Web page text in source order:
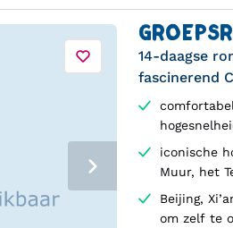
14-daagse
fascinerend
iconische
Muur, het
Beijing,
om zelf te